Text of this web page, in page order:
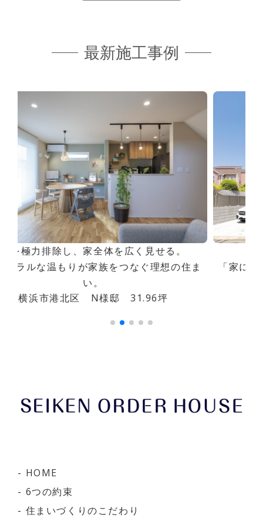
最新施工事例
住ま
毎日が新しい発見の連続。
「家に帰るのが楽しい」を実現した理想の住ま
川崎市麻生区 Y様邸
HOME
6つの約束
住まいづくりのこだわり